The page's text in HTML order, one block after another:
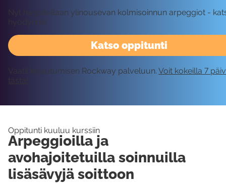
Katso oppitunti
Nyt harjoitellaan ylinousevan kolmisoinnun arpeggiot -
hyödynnä!
Vaatii kirjautumisen Rockway palveluun. Voit kokeilla 7
tästä!
Oppitunti kuuluu kurssiin
Arpeggioilla ja
avohajoitetuilla soinnuilla
lisäsävyjä soittoon